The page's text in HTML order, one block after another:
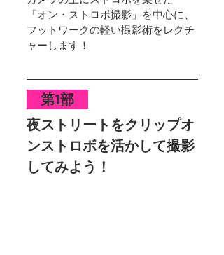
「オン・ストロボ撮影」を中心に、
フットワークの軽い撮影術をレクチ
ャーします！
第1部
夜ストリートをクリップオ
ンストロボを活かして撮影
してみよう！